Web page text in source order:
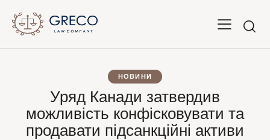
НОВИНИ
Уряд Канади затвердив
можливість конфісковувати та
продавати підсанкційні активи